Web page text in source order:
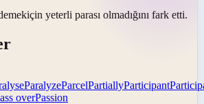
için yeterli parası olmadığını fark etti.
ParalyzeParcelPartiallyParticipant
overPassion